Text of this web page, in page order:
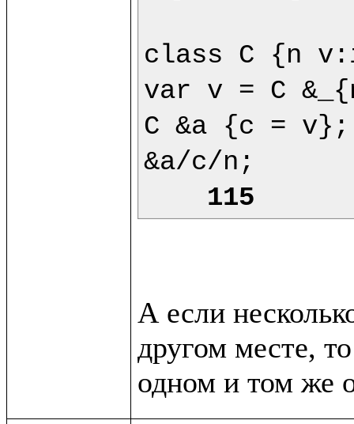
class C {n
var v = C
C &a {c = v};
&a/c/n;
115
А если
другом месте,